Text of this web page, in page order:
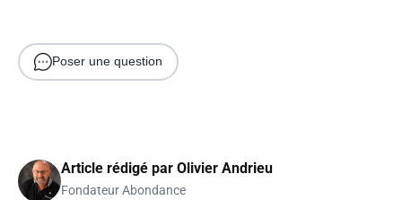
Poser une question
Article rédigé par Olivier Andrieu
Fondateur Abondance